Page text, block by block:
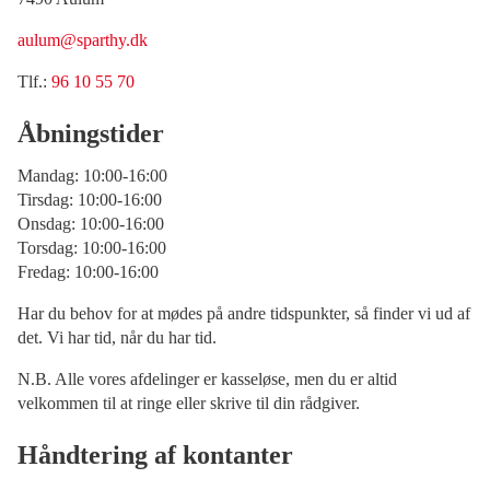
aulum@sparthy.dk
Tlf.: 96 10 55 70
Åbningstider
Mandag: 10:00-16:00
Tirsdag: 10:00-16:00
Onsdag: 10:00-16:00
Torsdag: 10:00-16:00
Fredag: 10:00-16:00
Har du behov for at mødes på andre tidspunkter, så finder vi ud af
det. Vi har tid, når du har tid.
N.B. Alle vores afdelinger er kasseløse, men du er altid
velkommen til at ringe eller skrive til din rådgiver.
Håndtering af kontanter